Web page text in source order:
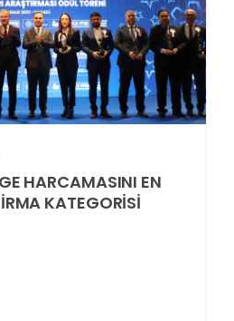
HARCAMASINI EN
KATEGORİSİ